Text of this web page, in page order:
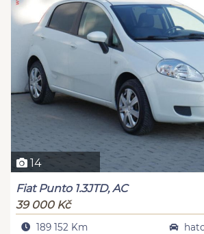
14
Fiat Punto 1.3JTD, AC
39 000 Kč
189 152 Km